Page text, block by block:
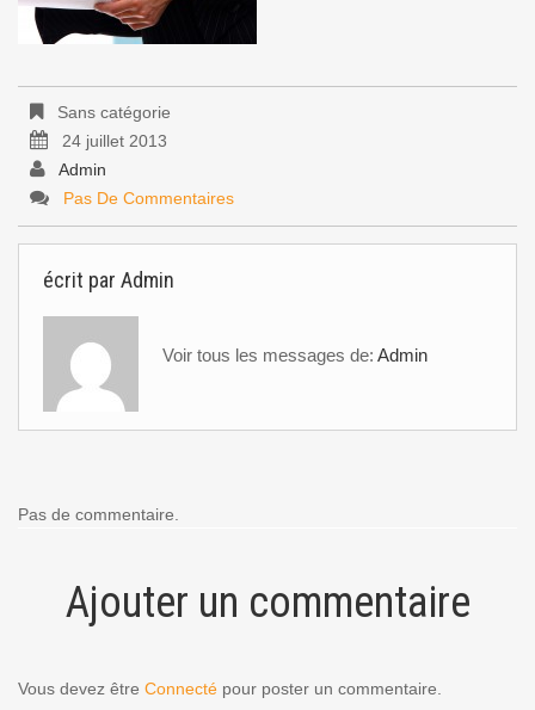
Sans catégorie
24 juillet 2013
Admin
Pas De Commentaires
écrit par Admin
Voir tous les messages de: Admin
Pas de commentaire.
Ajouter un commentaire
Vous devez être Connecté pour poster un commentaire.